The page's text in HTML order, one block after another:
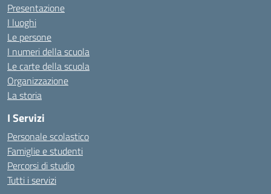
Presentazione
I luoghi
Le persone
I numeri della scuola
Le carte della scuola
Organizzazione
La storia
I Servizi
Personale scolastico
Famiglie e studenti
Percorsi di studio
Tutti i servizi